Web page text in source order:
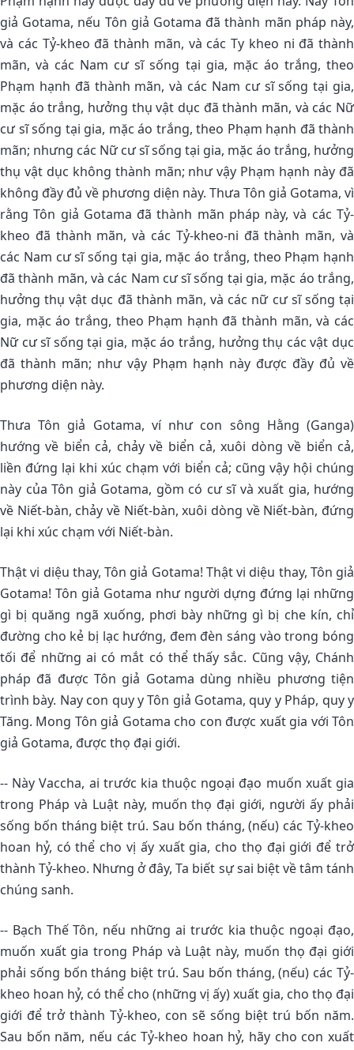
giả Gotama, nếu Tôn giả Gotama đã thành mãn pháp này,
và các Tỷ-kheo đã thành mãn, và các Ty kheo ni đã thành
mãn, và các Nam cư sĩ sống tại gia, mặc áo trắng, theo
Phạm hạnh đã thành mãn, và các Nam cư sĩ sống tại gia,
mặc áo trắng, hưởng thụ vật dục đã thành mãn, và các Nữ
cư sĩ sống tại gia, mặc áo trắng, theo Phạm hạnh đã thành
mãn; nhưng các Nữ cư sĩ sống tại gia, mặc áo trắng, hưởng
thụ vật dục không thành mãn; như vậy Phạm hạnh này đã
không đầy đủ về phương diện này. Thưa Tôn giả Gotama, vì
rằng Tôn giả Gotama đã thành mãn pháp này, và các Tỷ-
kheo đã thành mãn, và các Tỷ-kheo-ni đã thành mãn, và
các Nam cư sĩ sống tại gia, mặc áo trắng, theo Phạm hạnh
đã thành mãn, và các Nam cư sĩ sống tại gia, mặc áo trắng,
hưởng thụ vật dục đã thành mãn, và các nữ cư sĩ sống tại
gia, mặc áo trắng, theo Phạm hạnh đã thành mãn, và các
Nữ cư sĩ sống tại gia, mặc áo trắng, hưởng thụ các vật dục
đã thành mãn; như vậy Phạm hạnh này được đầy đủ về
phương diện này.
Thưa Tôn giả Gotama, ví như con sông Hằng (Ganga)
hướng về biển cả, chảy về biển cả, xuôi dòng về biển cả,
liền đứng lại khi xúc chạm với biển cả; cũng vậy hội chúng
này của Tôn giả Gotama, gồm có cư sĩ và xuất gia, hướng
về Niết-bàn, chảy về Niết-bàn, xuôi dòng về Niết-bàn, đứng
lại khi xúc chạm với Niết-bàn.
Thật vi diệu thay, Tôn giả Gotama! Thật vi diệu thay, Tôn giả
Gotama! Tôn giả Gotama như người dựng đứng lại những
gì bị quăng ngã xuống, phơi bày những gì bị che kín, chỉ
đường cho kẻ bị lạc hướng, đem đèn sáng vào trong bóng
tối để những ai có mắt có thể thấy sắc. Cũng vậy, Chánh
pháp đã được Tôn giả Gotama dùng nhiều phương tiện
trình bày. Nay con quy y Tôn giả Gotama, quy y Pháp, quy y
Tăng. Mong Tôn giả Gotama cho con được xuất gia với Tôn
giả Gotama, được thọ đại giới.
-- Này Vaccha, ai trước kia thuộc ngoại đạo muốn xuất gia
trong Pháp và Luật này, muốn thọ đại giới, người ấy phải
sống bốn tháng biệt trú. Sau bốn tháng, (nếu) các Tỷ-kheo
hoan hỷ, có thể cho vị ấy xuất gia, cho thọ đại giới để trở
thành Tỷ-kheo. Nhưng ở đây, Ta biết sự sai biệt về tâm tánh
chúng sanh.
-- Bạch Thế Tôn, nếu những ai trước kia thuộc ngoại đạo,
muốn xuất gia trong Pháp và Luật này, muốn thọ đại giới
phải sống bốn tháng biệt trú. Sau bốn tháng, (nếu) các Tỷ-
kheo hoan hỷ, có thể cho (những vị ấy) xuất gia, cho thọ đại
giới để trở thành Tỷ-kheo, con sẽ sống biệt trú bốn năm.
Sau bốn năm, nếu các Tỷ-kheo hoan hỷ, hãy cho con xuất